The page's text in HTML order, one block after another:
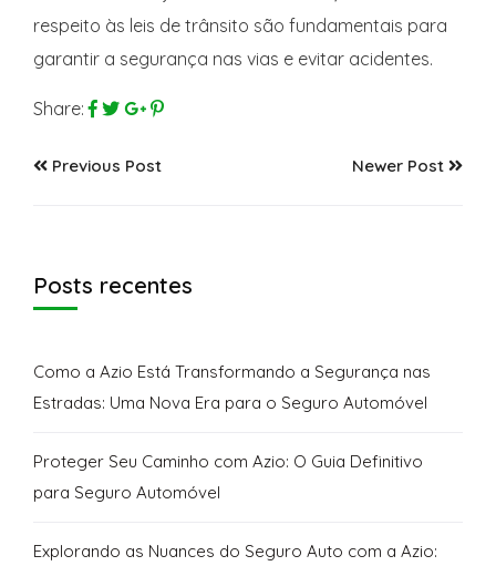
respeito às leis de trânsito são fundamentais para
garantir a segurança nas vias e evitar acidentes.
Share:
Previous Post Newer Post
Posts recentes
Como a Azio Está Transformando a Segurança nas
Estradas: Uma Nova Era para o Seguro Automóvel
Proteger Seu Caminho com Azio: O Guia Definitivo
para Seguro Automóvel
Explorando as Nuances do Seguro Auto com a Azio: